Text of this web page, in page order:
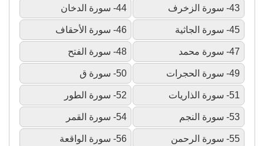
43- سورة الزخرف 44- سورة الدخان
45- سورة الجاثية 46- سورة الأحقاف
47- سورة محمد 48- سورة الفتح
49- سورة الحجرات 50- سورة ق
51- سورة الذاريات 52- سورة الطور
53- سورة النجم 54- سورة القمر
55- سورة الرحمن 56- سورة الواقعة